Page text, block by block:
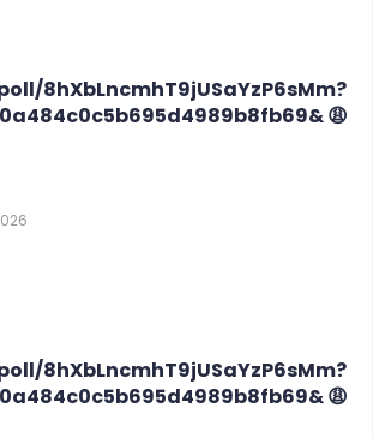
8hXbLncmhT9jUSaYzP6sMm?
😩
8hXbLncmhT9jUSaYzP6sMm?
😩